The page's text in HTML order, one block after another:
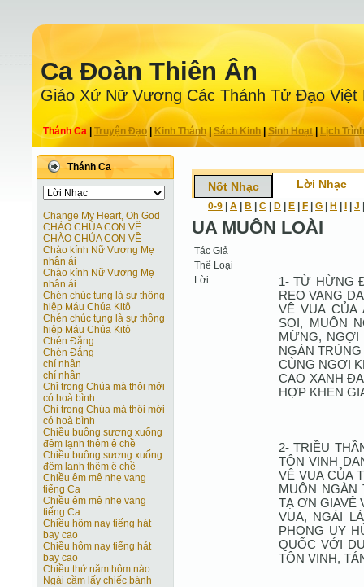
Ca Ðoàn Thiên Ân
Giáo Xứ Nữ Vương Các Thánh Tử Ðạo Việt
Thánh Ca Truyện Ðạo| Kinh Thánh Sách Kinh|Sinh Hoạt| Lịch Trình
Thánh Ca
Change My Heart, Oh God
CHÀO CHÚA CON VỀ
CHÀO CHÚA CON VỀ
Chào kính Nữ Vương Mẹ
nhân ái
Chào kính Nữ Vương Mẹ
nhân ái
Chén chúc tụng là sự thông
hiệp Máu Chúa Kitô
Chén chúc tụng là sự thông
hiệp Máu Chúa Kitô
Chén Đắng
Chén Đắng
chí nhân
chí nhân
Chỉ trong Chúa mà thôi mới
có hoà bình
Chỉ trong Chúa mà thôi mới
có hoà bình
Chiều buông sương xuống
đêm lạnh thêm ê chề
Chiều buông sương xuống
đêm lạnh thêm ê chề
Chiều êm mê nhẹ vang
tiếng Ca
Chiều êm mê nhẹ vang
tiếng Ca
Chiều hôm nay tiếng hát
bay cao
Chiều hôm nay tiếng hát
bay cao
Chiều thứ năm hôm nào
Ngài cầm lấy chiếc bánh
Nốt Nhạc Lời Nhạc
0-9 A B C D E F G H J
UA MUÔN LOÀI
Tác Giả
Thể Loại
Lời
1- TỪ HỪNG
REO VANG
VÊ VUA CỦA
SOI, MUÔN
MỪNG, NGỢI
NGÀN
CÙNG NGỢI
CAO XANH
HỢP KHEN
2- TRIỀU
TÔN VINH
VÊ VUA CỦA
MUÔN NGÀN
TẠ ƠN GIAVÊ
VUA, NGÀI
PHONG UY
QUỐC VỚI
TÔN VINH,